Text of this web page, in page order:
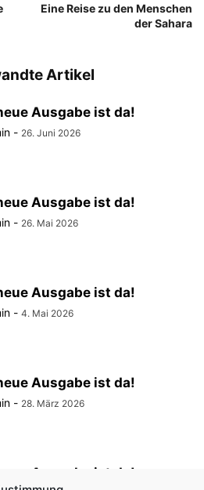
Eine Reise zu den Menschen
der Sahara
Artikel
Ausgabe ist da!
- 26. Juni 2026
Ausgabe ist da!
- 26. Mai 2026
Ausgabe ist da!
- 4. Mai 2026
Ausgabe ist da!
- 28. März 2026
Ausgabe ist da!